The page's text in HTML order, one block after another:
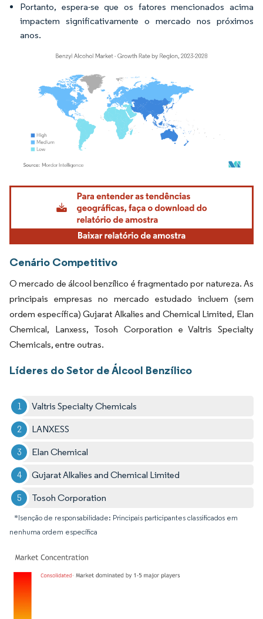
Portanto, espera-se que os fatores mencionados acima
impactem significativamente o mercado nos próximos
anos.
Imagem © Mordor Intelligence. O reuso requer atribuição conforme CC BY 4.0.
Cenário Competitivo
O mercado de álcool benzílico é fragmentado por natureza. As
principais empresas no mercado estudado incluem (sem
ordem específica) Gujarat Alkalies and Chemical Limited, Elan
Chemical, Lanxess, Tosoh Corporation e Valtris Specialty
Chemicals, entre outras.
Líderes do Setor de Álcool Benzílico
Valtris Specialty Chemicals
LANXESS
Elan Chemical
Gujarat Alkalies and Chemical Limited
Tosoh Corporation
*Isenção de responsabilidade: Principais participantes classificados em
nenhuma ordem específica